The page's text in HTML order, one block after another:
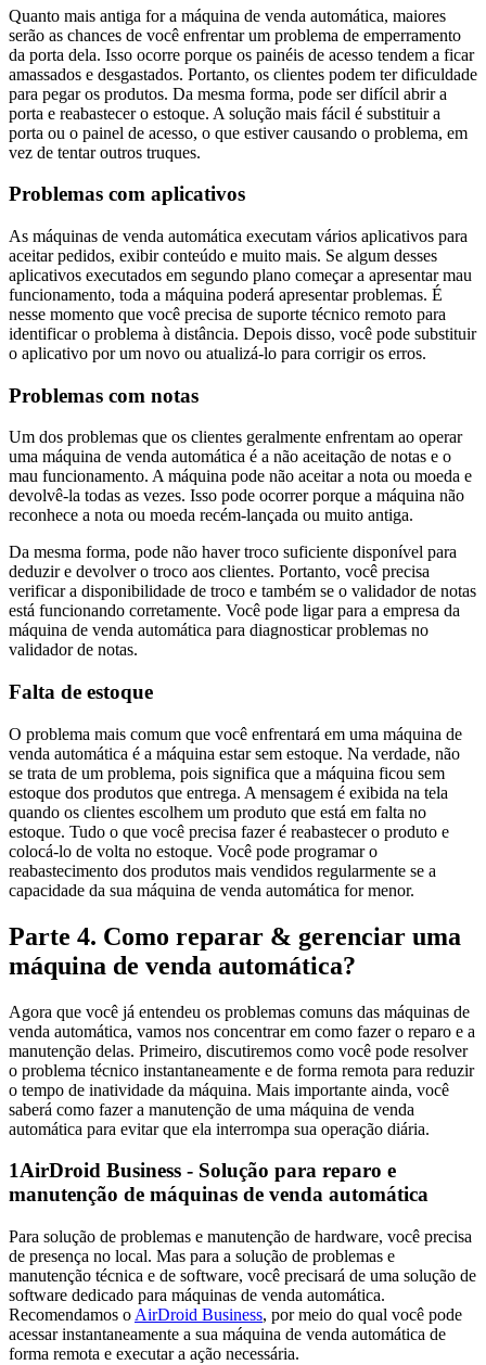
Quanto mais antiga for a máquina de venda automática, maiores
serão as chances de você enfrentar um problema de emperramento
da porta dela. Isso ocorre porque os painéis de acesso tendem a ficar
amassados e desgastados. Portanto, os clientes podem ter dificuldade
para pegar os produtos. Da mesma forma, pode ser difícil abrir a
porta e reabastecer o estoque. A solução mais fácil é substituir a
porta ou o painel de acesso, o que estiver causando o problema, em
vez de tentar outros truques.
Problemas com aplicativos
As máquinas de venda automática executam vários aplicativos para
aceitar pedidos, exibir conteúdo e muito mais. Se algum desses
aplicativos executados em segundo plano começar a apresentar mau
funcionamento, toda a máquina poderá apresentar problemas. É
nesse momento que você precisa de suporte técnico remoto para
identificar o problema à distância. Depois disso, você pode substituir
o aplicativo por um novo ou atualizá-lo para corrigir os erros.
Problemas com notas
Um dos problemas que os clientes geralmente enfrentam ao operar
uma máquina de venda automática é a não aceitação de notas e o
mau funcionamento. A máquina pode não aceitar a nota ou moeda e
devolvê-la todas as vezes. Isso pode ocorrer porque a máquina não
reconhece a nota ou moeda recém-lançada ou muito antiga.
Da mesma forma, pode não haver troco suficiente disponível para
deduzir e devolver o troco aos clientes. Portanto, você precisa
verificar a disponibilidade de troco e também se o validador de notas
está funcionando corretamente. Você pode ligar para a empresa da
máquina de venda automática para diagnosticar problemas no
validador de notas.
Falta de estoque
O problema mais comum que você enfrentará em uma máquina de
venda automática é a máquina estar sem estoque. Na verdade, não
se trata de um problema, pois significa que a máquina ficou sem
estoque dos produtos que entrega. A mensagem é exibida na tela
quando os clientes escolhem um produto que está em falta no
estoque. Tudo o que você precisa fazer é reabastecer o produto e
colocá-lo de volta no estoque. Você pode programar o
reabastecimento dos produtos mais vendidos regularmente se a
capacidade da sua máquina de venda automática for menor.
Parte 4. Como reparar & gerenciar uma
máquina de venda automática?
Agora que você já entendeu os problemas comuns das máquinas de
venda automática, vamos nos concentrar em como fazer o reparo e a
manutenção delas. Primeiro, discutiremos como você pode resolver
o problema técnico instantaneamente e de forma remota para reduzir
o tempo de inatividade da máquina. Mais importante ainda, você
saberá como fazer a manutenção de uma máquina de venda
automática para evitar que ela interrompa sua operação diária.
1AirDroid Business - Solução para reparo e
manutenção de máquinas de venda automática
Para solução de problemas e manutenção de hardware, você precisa
de presença no local. Mas para a solução de problemas e
manutenção técnica e de software, você precisará de uma solução de
software dedicado para máquinas de venda automática.
Recomendamos o AirDroid Business, por meio do qual você pode
acessar instantaneamente a sua máquina de venda automática de
forma remota e executar a ação necessária.